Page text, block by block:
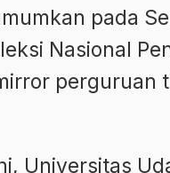
pada
Nasional
perguruan
Universitas